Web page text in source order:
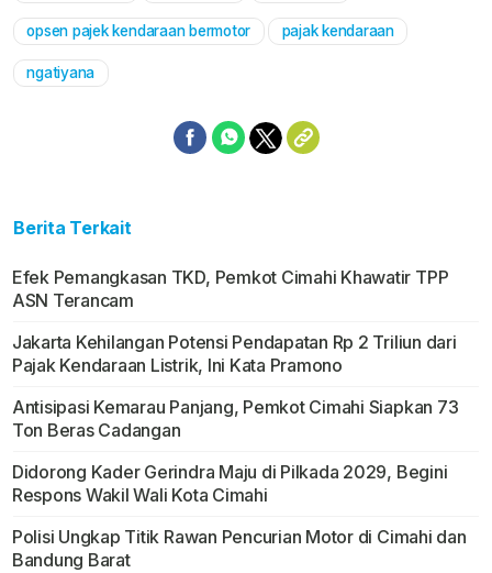
opsen pajek kendaraan bermotor pajak kendaraan
ngatiyana
Berita Terkait
Efek Pemangkasan TKD, Pemkot Cimahi Khawatir TPP
ASN Terancam
Jakarta Kehilangan Potensi Pendapatan Rp 2 Triliun dari
Pajak Kendaraan Listrik, Ini Kata Pramono
Antisipasi Kemarau Panjang, Pemkot Cimahi Siapkan 73
Ton Beras Cadangan
Didorong Kader Gerindra Maju di Pilkada 2029, Begini
Respons Wakil Wali Kota Cimahi
Polisi Ungkap Titik Rawan Pencurian Motor di Cimahi dan
Bandung Barat